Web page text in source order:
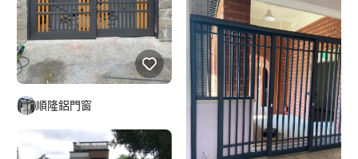
順隆鋁門窗